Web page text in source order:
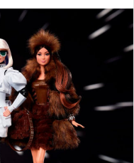
n
n
e
m
a
i
l